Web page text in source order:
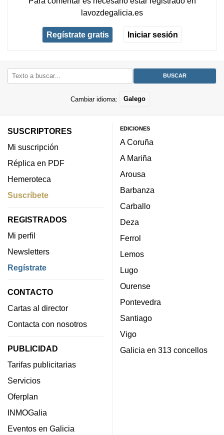
lavozdegalicia.es
Regístrate gratis Iniciar sesión
Cambiar idioma: Galego
SUSCRIPTORES
Mi suscripción
Réplica en PDF
Hemeroteca
Suscríbete
REGISTRADOS
Mi perfil
Newsletters
Regístrate
CONTACTO
Cartas al director
Contacta con nosotros
PUBLICIDAD
Tarifas publicitarias
Servicios
Oferplan
INMOGalia
Eventos en Galicia
EDICIONES
A Coruña
A Mariña
Arousa
Barbanza
Carballo
Deza
Ferrol
Lemos
Lugo
Ourense
Pontevedra
Santiago
Vigo
Galicia en 313 concellos